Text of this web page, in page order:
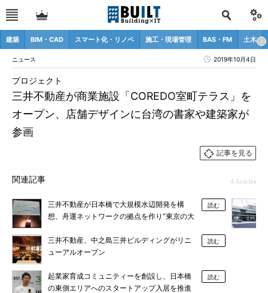
建築 BIM・CAD スマート化・リノベ 施工・現場管理 BAS・FM 土木
ニュース 2019年10月4日
三井不動産が商業施設「COREDO室町テラス」を
オープン、店舗デザインに台湾の書家や建築家が
参画
プロジェクト
記事を見る
関連記事 4 Articles
三井不動産が日本橋で大規模水辺開発を構
想、舟運ネットワークの拠点を作り“東京の大
読む
三井不動産、中之島三井ビルディングがリニ
ューアルオープン
読む
起業家育成コミュニティーを創設し、日本橋
の東側エリアへのスタートアップ入居を推進
読む